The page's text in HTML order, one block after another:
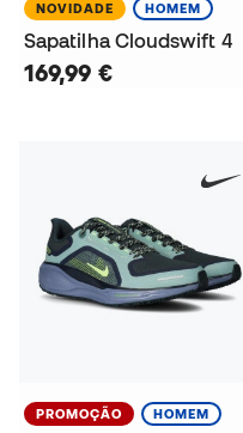
NOVIDADE HOMEM
Sapatilha Cloudswift 4
169,99 €
PROMOÇÃO HOMEM